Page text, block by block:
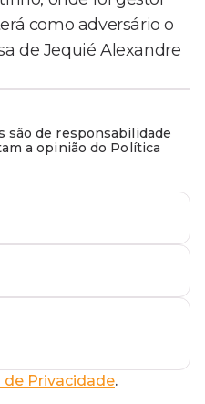
como adversário o
de Jequié Alexandre
são de responsabilidade
a opinião do Política
de Privacidade.